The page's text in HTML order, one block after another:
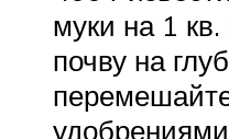
муки на 1
почву на